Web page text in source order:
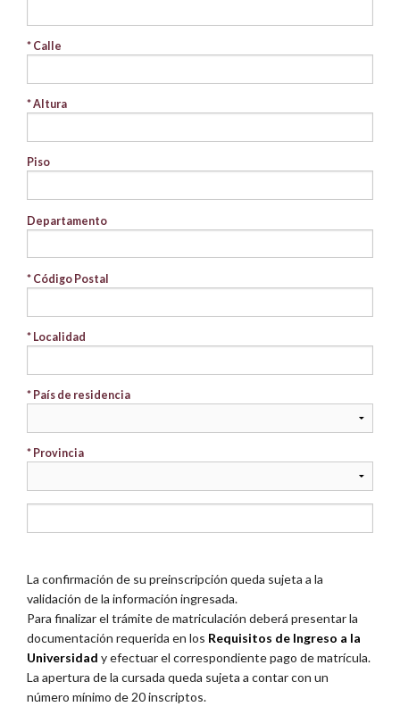
* Calle
* Altura
Piso
Departamento
* Código Postal
* Localidad
* País de residencia
* Provincia
La confirmación de su preinscripción queda sujeta a la
validación de la información ingresada.
Para finalizar el trámite de matriculación deberá presentar la
documentación requerida en los Requisitos de Ingreso a la
Universidad y efectuar el correspondiente pago de matrícula.
La apertura de la cursada queda sujeta a contar con un
número mínimo de 20 inscriptos.